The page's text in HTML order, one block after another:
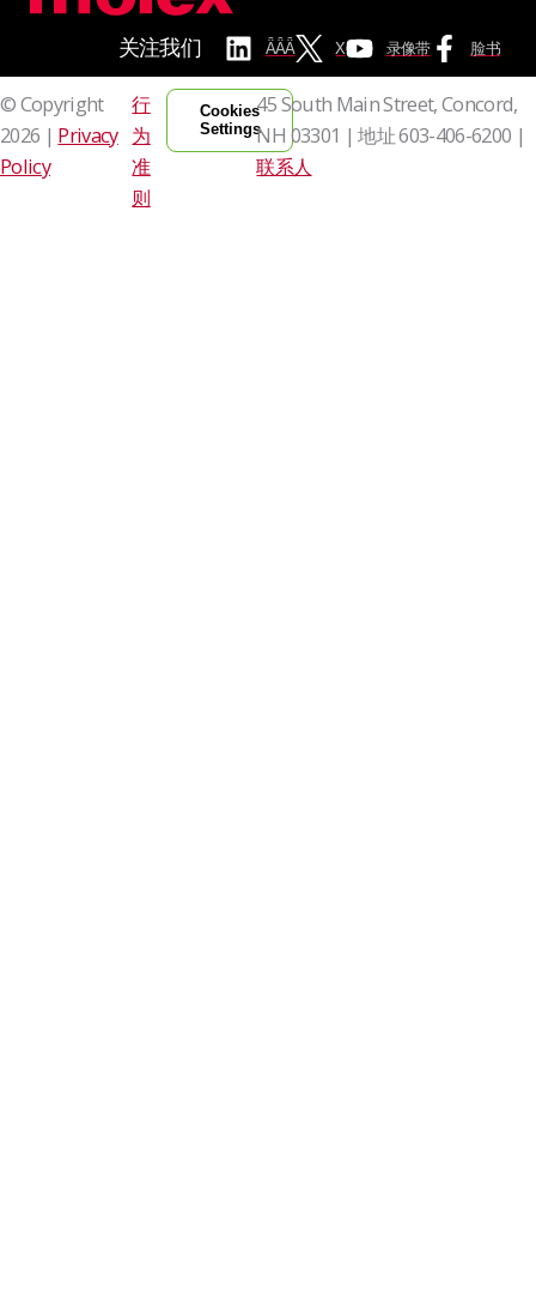
ǞǞǞ X 录像带 脸书
关注我们
© Copyright
2026 | Privacy
Policy
行
为
准
则
Cookies
Settings
45 South Main Street, Concord,
NH 03301 | 地址603-406-6200 |
联系人